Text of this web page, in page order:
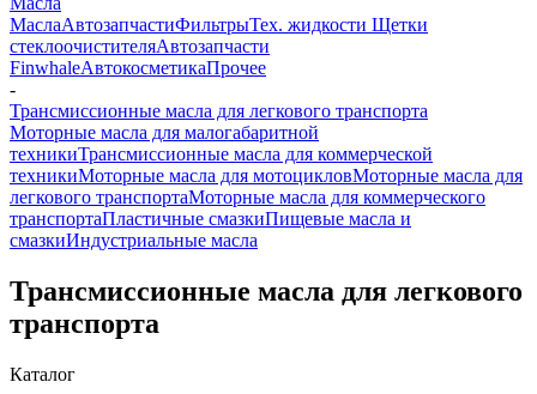
МаслаАвтозапчастиФильтрыТех. жидкости Щетки
стеклоочистителяАвтозапчасти
FinwhaleАвтокосметикаПрочее
-
Трансмиссионные масла для легкового транспорта
Моторные масла для малогабаритной
техникиТрансмиссионные масла для коммерческой
техникиМоторные масла для мотоцикловМоторные масла для
легкового транспортаМоторные масла для коммерческого
транспортаПластичные смазкиПищевые масла и
смазкиИндустриальные масла
Трансмиссионные масла для легкового
транспорта
Каталог